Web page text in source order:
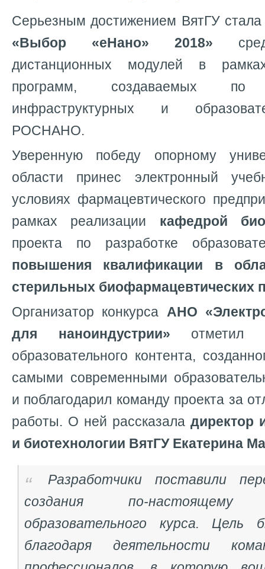
Серьезным достижением ВятГУ
«Выбор «еНано» 2018»
дистанционных модулей в
программ, создаваемых
инфраструктурных и
РОСНАНО.
Уверенную победу опорному
области принес электронный
условиях фармацевтического
рамках реализации кафедрой
проекта по разработке
повышения квалификации в
стерильных биофармацевтических
Организатор конкурса АНО
для наноиндустрии» отметил
образовательного контента,
самыми современными
и поблагодарил команду проекта за
работы. О ней рассказала директор
и биотехнологии ВятГУ Екатерина
Разработчики поставили
создания по-настоящему
образовательного курса. Цель
благодаря деятельности